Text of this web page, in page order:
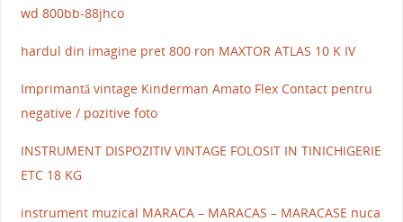
wd 800bb-88jhco
hardul din imagine pret 800 ron MAXTOR ATLAS 10 K IV
Imprimantă vintage Kinderman Amato Flex Contact pentru
negative / pozitive foto
INSTRUMENT DISPOZITIV VINTAGE FOLOSIT IN TINICHIGERIE
ETC 18 KG
instrument muzical MARACA – MARACAS – MARACASE nuca